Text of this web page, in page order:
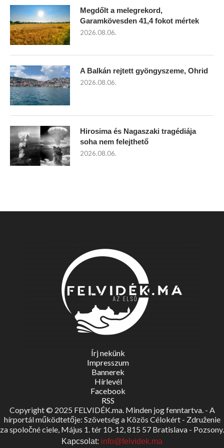
Megdőlt a melegrekord,
Garamkövesden 41,4 fokot mértek
2026.08.06.
A Balkán rejtett gyöngyszeme, Ohrid
2026.08.06.
Hirosima és Nagaszaki tragédiája
soha nem felejthető
2026.08.06.
Írj nekünk
Impresszum
Bannerek
Hírlevél
Facebook
RSS
Copyright © 2025 FELVIDÉK.ma. Minden jog fenntartva. - A
hírportál működtetője: Szövetség a Közös Célokért - Združenie
za spoločné ciele, Május 1. tér 10-12, 815 57 Bratislava - Pozsony.
Kapcsolat: info@felvidek.ma